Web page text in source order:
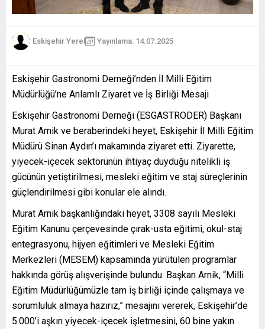
Eskişehir Yerel Yayınlama: 14.07.2025
Eskişehir Gastronomi Derneği’nden İl Milli Eğitim
Müdürlüğü’ne Anlamlı Ziyaret ve İş Birliği Mesajı
Eskişehir Gastronomi Derneği (ESGASTRODER) Başkanı
Murat Arnik ve beraberindeki heyet, Eskişehir İl Milli Eğitim
Müdürü Sinan Aydın’ı makamında ziyaret etti. Ziyarette,
yiyecek-içecek sektörünün ihtiyaç duyduğu nitelikli iş
gücünün yetiştirilmesi, mesleki eğitim ve staj süreçlerinin
güçlendirilmesi gibi konular ele alındı.
Murat Arnik başkanlığındaki heyet, 3308 sayılı Mesleki
Eğitim Kanunu çerçevesinde çırak-usta eğitimi, okul-staj
entegrasyonu, hijyen eğitimleri ve Mesleki Eğitim
Merkezleri (MESEM) kapsamında yürütülen programlar
hakkında görüş alışverişinde bulundu. Başkan Arnik, “Milli
Eğitim Müdürlüğümüzle tam iş birliği içinde çalışmaya ve
sorumluluk almaya hazırız,” mesajını vererek, Eskişehir’de
5.000’i aşkın yiyecek-içecek işletmesini, 60 bine yakın